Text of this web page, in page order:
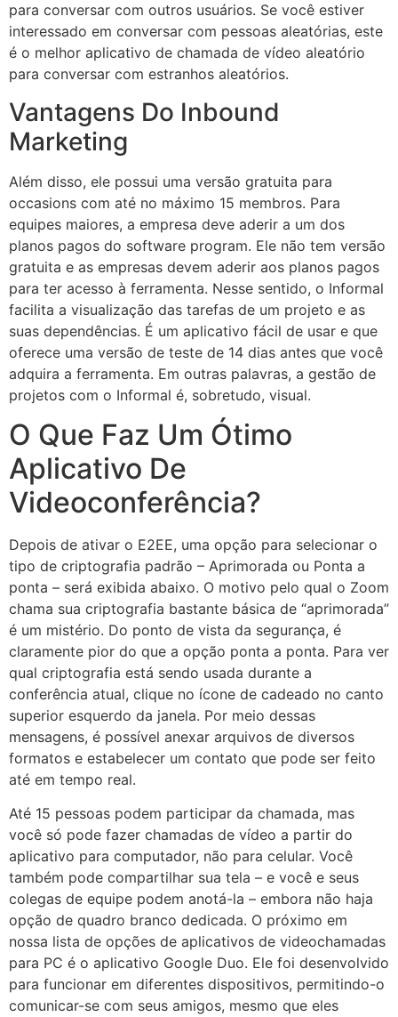
para conversar com outros usuários. Se você estiver
interessado em conversar com pessoas aleatórias, este
é o melhor aplicativo de chamada de vídeo aleatório
para conversar com estranhos aleatórios.
Vantagens Do Inbound
Marketing
Além disso, ele possui uma versão gratuita para
occasions com até no máximo 15 membros. Para
equipes maiores, a empresa deve aderir a um dos
planos pagos do software program. Ele não tem versão
gratuita e as empresas devem aderir aos planos pagos
para ter acesso à ferramenta. Nesse sentido, o Informal
facilita a visualização das tarefas de um projeto e as
suas dependências. É um aplicativo fácil de usar e que
oferece uma versão de teste de 14 dias antes que você
adquira a ferramenta. Em outras palavras, a gestão de
projetos com o Informal é, sobretudo, visual.
O Que Faz Um Ótimo
Aplicativo De
Videoconferência?
Depois de ativar o E2EE, uma opção para selecionar o
tipo de criptografia padrão – Aprimorada ou Ponta a
ponta – será exibida abaixo. O motivo pelo qual o Zoom
chama sua criptografia bastante básica de “aprimorada”
é um mistério. Do ponto de vista da segurança, é
claramente pior do que a opção ponta a ponta. Para ver
qual criptografia está sendo usada durante a
conferência atual, clique no ícone de cadeado no canto
superior esquerdo da janela. Por meio dessas
mensagens, é possível anexar arquivos de diversos
formatos e estabelecer um contato que pode ser feito
até em tempo real.
Até 15 pessoas podem participar da chamada, mas
você só pode fazer chamadas de vídeo a partir do
aplicativo para computador, não para celular. Você
também pode compartilhar sua tela – e você e seus
colegas de equipe podem anotá-la – embora não haja
opção de quadro branco dedicada. O próximo em
nossa lista de opções de aplicativos de videochamadas
para PC é o aplicativo Google Duo. Ele foi desenvolvido
para funcionar em diferentes dispositivos, permitindo-o
comunicar-se com seus amigos, mesmo que eles